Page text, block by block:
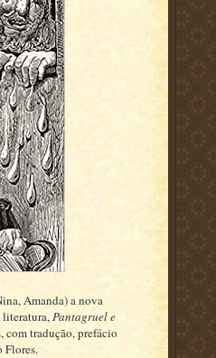
Amanda) a nova
literatura,Pantagruel e
com tradução, prefácio
Flores.